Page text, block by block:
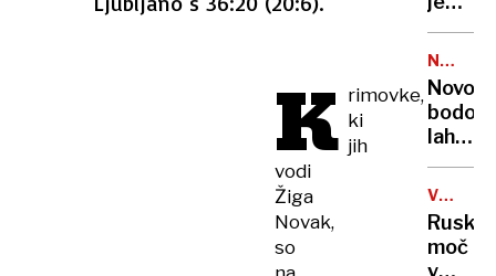
K rimovke,
ki
jih
vodi
Žiga
Novak,
so
in ja,
tudi
nekaj
gore,
zaradi
vode
tudi
v
kočah
bodo
lahko
že v
VOJNA
V
Ruska
moč
v